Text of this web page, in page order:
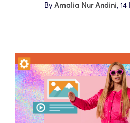
By Amalia Nur Andini, 14